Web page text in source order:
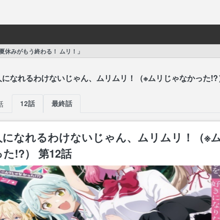
休みがもう終わる！ ムリ！」
なれるわけないじゃん、ムリムリ！（※ムリじゃなかった!?
12話 最終話
なれるわけないじゃん、ムリムリ！（※
!?） 第12話